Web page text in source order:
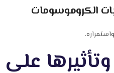
الكروموسومات
وتأثيرها